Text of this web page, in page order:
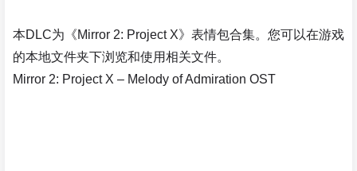
本DLC为《Mirror 2: Project X》表情包合集。您可以在游戏
的本地文件夹下浏览和使用相关文件。
Mirror 2: Project X – Melody of Admiration OST